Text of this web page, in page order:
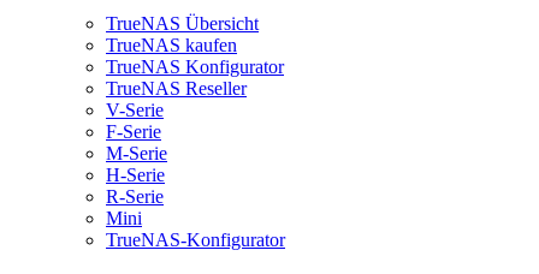
TrueNAS Übersicht
TrueNAS kaufen
TrueNAS Konfigurator
TrueNAS Reseller
V-Serie
F-Serie
M-Serie
H-Serie
R-Serie
Mini
TrueNAS-Konfigurator